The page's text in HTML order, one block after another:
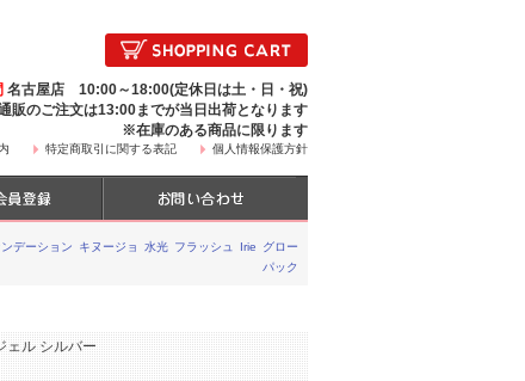
名古屋店 10:00～18:00(定休日は土・日・祝)
販のご注文は13:00までが当日出荷となります
※在庫のある商品に限ります
特定商取引に関する表記 個人情報保護方針
デーション キヌージョ 水光 フラッシュ Irie
グロー
パック
ェル シルバー